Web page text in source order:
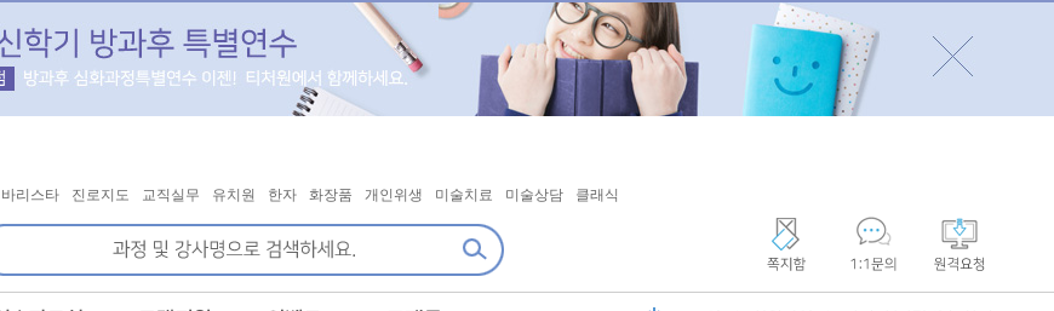
바리스타 진로지도 교직실무 유치원 한자 화장품 개인위생 미술치료 미술상담 클래식